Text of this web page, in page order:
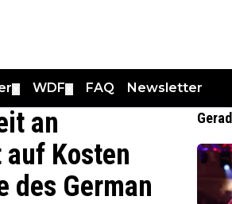
WDF FAQ Newsletter
an
Kosten
des German